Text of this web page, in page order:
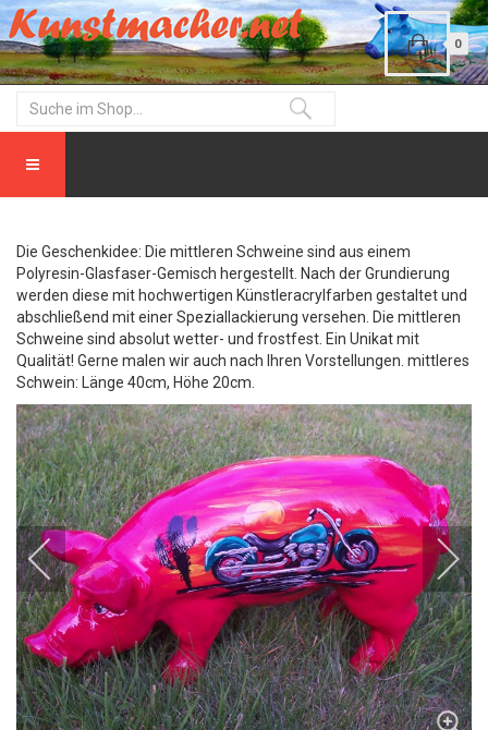
0
Die Geschenkidee: Die mittleren Schweine sind aus einem
Polyresin-Glasfaser-Gemisch hergestellt. Nach der Grundierung
werden diese mit hochwertigen Künstleracrylfarben gestaltet und
abschließend mit einer Speziallackierung versehen. Die mittleren
Schweine sind absolut wetter- und frostfest. Ein Unikat mit
Qualität! Gerne malen wir auch nach Ihren Vorstellungen. mittleres
Schwein: Länge 40cm, Höhe 20cm.